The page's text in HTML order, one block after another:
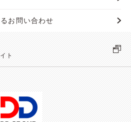
お問い合わせ
ト